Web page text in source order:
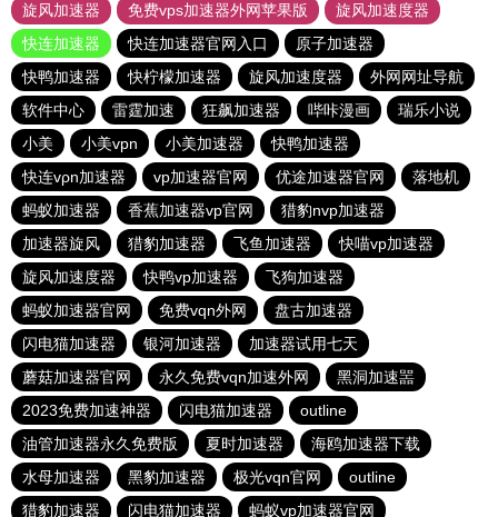
旋风加速器
免费vps加速器外网苹果版
旋风加速度器
快连加速器
快连加速器官网入口
原子加速器
快鸭加速器
快柠檬加速器 旋风加速度器
外网网址导航
软件中心
雷霆加速 狂飙加速器 哔咔漫画
瑞乐小说
小美
小美vpn 小美加速器
快鸭加速器
快连vρn加速器
vp加速器官网 优途加速器官网
落地机
蚂蚁加速器
香蕉加速器vp官网
猎豹nvp加速器
加速器旋风
猎豹加速器 飞鱼加速器
快喵vp加速器
旋风加速度器
快鸭vp加速器
飞狗加速器
蚂蚁加速器官网
免费vqn外网
盘古加速器
闪电猫加速器
银河加速器
加速器试用七天
蘑菇加速器官网
永久免费vqn加速外网
黑洞加速噐
2023免费加速神器
闪电猫加速器
outline
油管加速器永久免费版
夏时加速器
海鸥加速器下载
水母加速器
黑豹加速器 极光vqn官网
outline
猎豹加速器
闪电猫加速器 蚂蚁vp加速器官网